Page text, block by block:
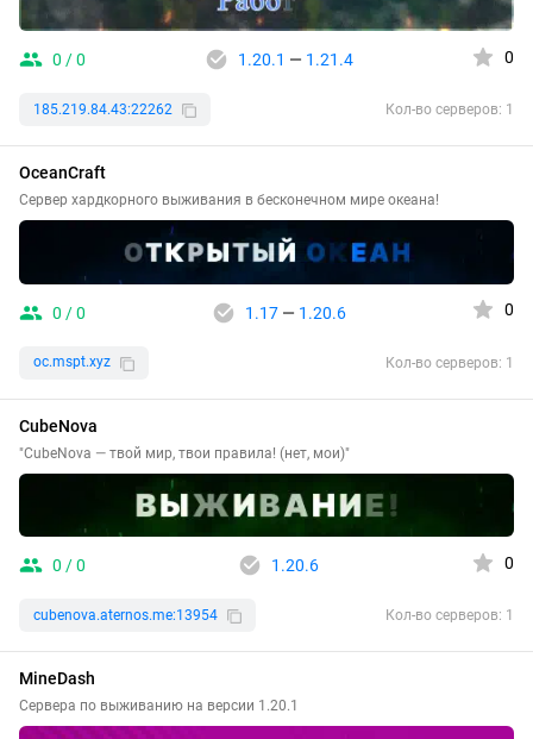
0 / 0 1.20.1 — 1.21.4 0
185.219.84.43:22262 Кол-во серверов: 1
OceanCraft
Сервер хардкорного выживания в бесконечном мире океана!
0 / 0 1.17— 1.20.6 0
oc.mspt.xyz Кол-во серверов: 1
CubeNova
"CubeNova — твой мир, твои правила! (нет, мои)"
0 / 0 1.20.6 0
cubenova.aternos.me:13954 Кол-во серверов: 1
MineDash
Сервера по выживанию на версии 1.20.1